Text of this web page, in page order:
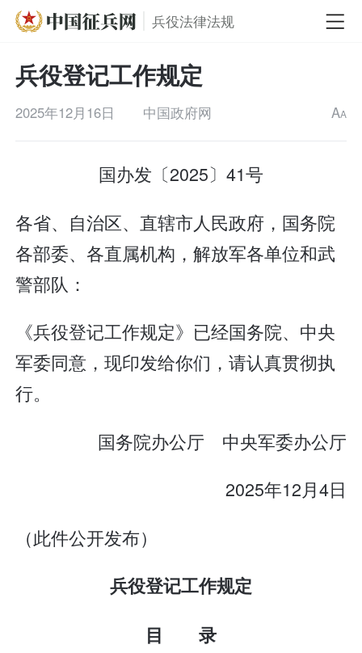
兵役法律法规
兵役登记工作规定
2025年12月16日 中国政府网 AA
国办发〔2025〕41号
各省、自治区、直辖市人民政府，国务院
各部委、各直属机构，解放军各单位和武
警部队：
《兵役登记工作规定》已经国务院、中央
军委同意，现印发给你们，请认真贯彻执
行。
国务院办公厅 中央军委办公厅
2025年12月4日
（此件公开发布）
兵役登记工作规定
目 录